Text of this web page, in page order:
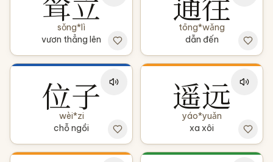
sǒng*lì
vươn thẳng lên
tōng*wǎng
dẫn đến
位子
wèi*zi
chỗ ngồi
遥远
yáo*yuǎn
xa xôi